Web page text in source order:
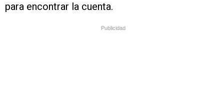
para encontrar la cuenta.
Publicidad